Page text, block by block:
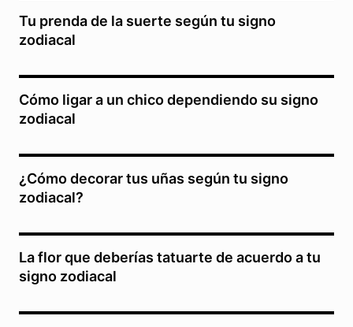
Tu prenda de la suerte según tu signo
zodiacal
Cómo ligar a un chico dependiendo su signo
zodiacal
¿Cómo decorar tus uñas según tu signo
zodiacal?
La flor que deberías tatuarte de acuerdo a tu
signo zodiacal